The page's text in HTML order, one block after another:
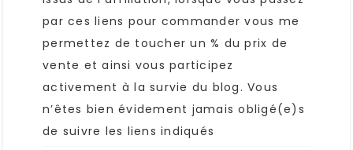
par ces liens pour commander vous me
permettez de toucher un % du prix de
vente et ainsi vous participez
activement à la survie du blog. Vous
n’êtes bien évidement jamais obligé(e)s
de suivre les liens indiqués